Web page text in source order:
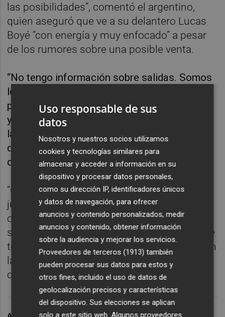
las posibilidades”, comentó el argentino,
quien aseguró que ve a su delantero Lucas
Boyé “con energía y muy enfocado” a pesar
de los rumores sobre una posible venta.
“No tengo información sobre salidas. Somos
los que estamos. Se ha hablado de Lucas,
pero está a tope. Es un excelente profesional
y persona”, dijo Beccacece, quien volvió a
lamentar que el mercado interfiera en el día a
día de los equipos una vez comenzada la
competición.
“Cuesta enfocarse con este coqueteo. El
jugador compite, pero recibe llamadas de
otros lugares. Los que más lo sentimos
somos los entrenadores, que somos los que
tenemos que ensamblar las piezas. Pero son
las reglas del juego y para todos son igual”,
concluyó.
ARCHIVADO EN BECCACECE ELCHE CF SD EIBAR
Uso responsable de sus
datos
Nosotros y nuestros socios utilizamos
cookies y tecnologías similares para
almacenar y acceder a información en su
dispositivo y procesar datos personales,
como su dirección IP, identificadores únicos
y datos de navegación, para ofrecer
anuncios y contenido personalizados, medir
anuncios y contenido, obtener información
sobre la audiencia y mejorar los servicios.
Proveedores de terceros (1913) también
pueden procesar sus datos para estos y
otros fines, incluido el uso de datos de
geolocalización precisos y características
del dispositivo. Sus elecciones se aplican
solo a este sitio web. Algunos proveedores